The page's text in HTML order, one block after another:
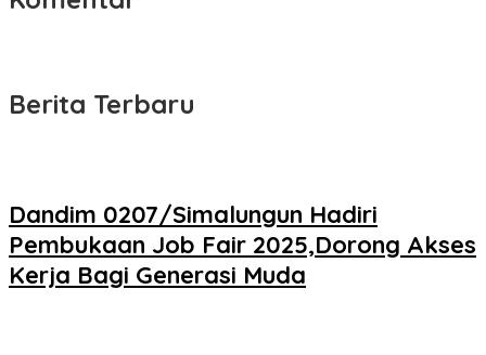
Berita Terbaru
Dandim 0207/Simalungun Hadiri
Pembukaan Job Fair 2025,Dorong Akses
Kerja Bagi Generasi Muda